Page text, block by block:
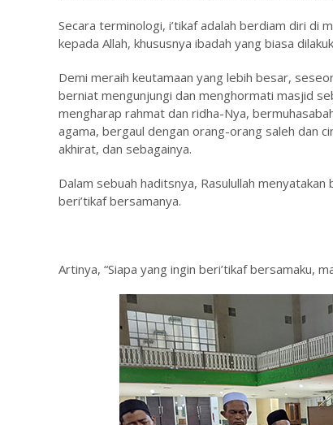
Secara terminologi, i’tikaf adalah berdiam diri di
kepada Allah, khususnya ibadah yang biasa
Demi meraih keutamaan yang lebih besar,
berniat mengunjungi dan menghormati masjid
mengharap rahmat dan ridha-Nya,
agama, bergaul dengan orang-orang saleh dan
akhirat, dan sebagainya.
Dalam sebuah haditsnya, Rasulullah
beri’tikaf bersamanya.
Artinya, “Siapa yang ingin beri’tikaf bersamaku,